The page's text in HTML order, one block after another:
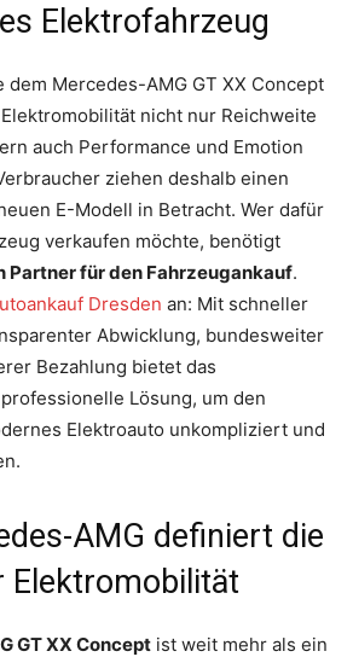
Elektrofahrzeug
dem Mercedes-AMG GT XX Concept
nicht nur Reichweite
auch Performance und Emotion
ziehen deshalb einen
E-Modell in Betracht. Wer dafür
verkaufen möchte, benötigt
Partner für den Fahrzeugankauf.
Dresden an: Mit schneller
Abwicklung, bundesweiter
Bezahlung bietet das
Lösung, um den
Elektroauto unkompliziert und
AMG definiert die
Elektromobilität
GT XX Concept ist weit mehr als ein